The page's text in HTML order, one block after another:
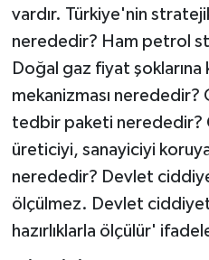
vardır. Türkiye'nin
nerededir? Ham petrol
Doğal gaz fiyat şoklarına
mekanizması nerededir?
tedbir paketi nerededir?
üreticiyi, sanayiciyi
nerededir? Devlet
ölçülmez. Devlet
hazırlıklarla ölçülür'